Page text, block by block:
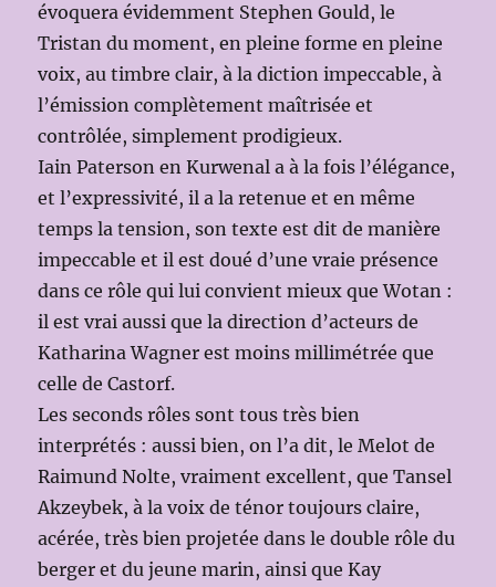
évoquera évidemment Stephen Gould, le
Tristan du moment, en pleine forme en pleine
voix, au timbre clair, à la diction impeccable, à
l’émission complètement maîtrisée et
contrôlée, simplement prodigieux.
Iain Paterson en Kurwenal a à la fois l’élégance,
et l’expressivité, il a la retenue et en même
temps la tension, son texte est dit de manière
impeccable et il est doué d’une vraie présence
dans ce rôle qui lui convient mieux que Wotan :
il est vrai aussi que la direction d’acteurs de
Katharina Wagner est moins millimétrée que
celle de Castorf.
Les seconds rôles sont tous très bien
interprétés : aussi bien, on l’a dit, le Melot de
Raimund Nolte, vraiment excellent, que Tansel
Akzeybek, à la voix de ténor toujours claire,
acérée, très bien projetée dans le double rôle du
berger et du jeune marin, ainsi que Kay